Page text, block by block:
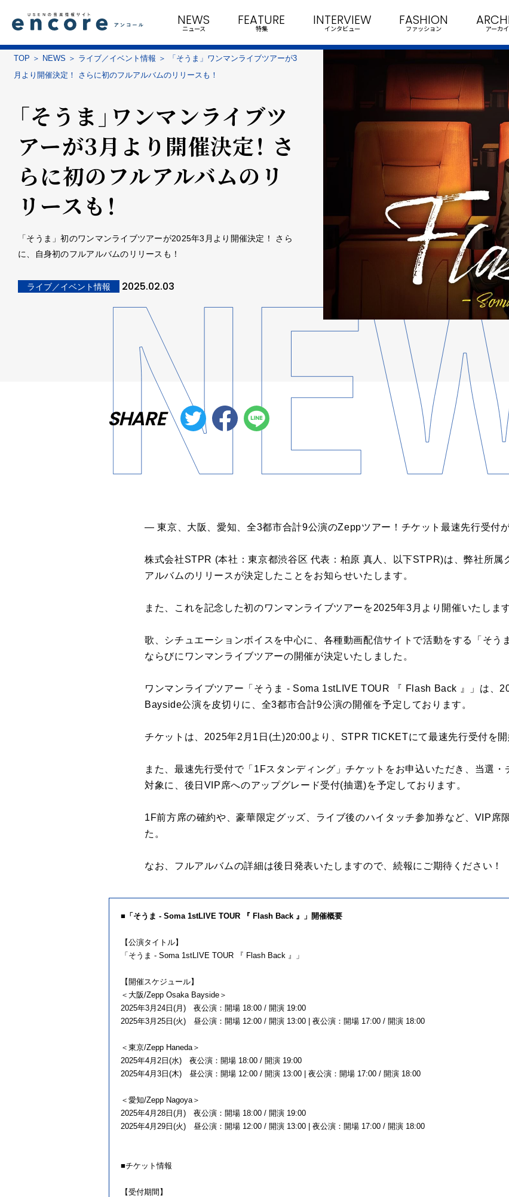
NEWS
ニュース
FEATURE
特集
INTERVIEW
インタビュー
FASHION
ファッション アーカ
TOP NEWS ライブ／イベント情報
「そうま」ワンマンライブツアーが3
月より開催決定！ さらに初のフルアルバムのリリースも！
「そうま」ワンマンライブツ
アーが3月より開催決定！ さ
らに初のフルアルバムのリ
リースも！
「そうま」初のワンマンライブツアーが2025年3月より開催決定！ さら
に、自身初のフルアルバムのリリースも！
ライブ／イベント情報 2025.02.03
SHARE
― 東京、大阪、愛知、全3都市合計9公演のZeppツアー！チケット最速先行受付
株式会社STPR (本社：東京都渋谷区 代表：柏原 真人、以下STPR)は、弊社所属
アルバムのリリースが決定したことをお知らせいたします。
また、これを記念した初のワンマンライブツアーを2025年3月より開催いたします
歌、シチュエーションボイスを中心に、各種動画配信サイトで活動をする「そう
ならびにワンマンライブツアーの開催が決定いたしました。
ワンマンライブツアー「そうま - Soma 1stLIVE TOUR 『 Flash Back 』」は、
Bayside公演を皮切りに、全3都市合計9公演の開催を予定しております。
チケットは、2025年2月1日(土)20:00より、STPR TICKETにて最速先行受付を開
また、最速先行受付で「1Fスタンディング」チケットをお申込いただき、当選
対象に、後日VIP席へのアップグレード受付(抽選)を予定しております。
1F前方席の確約や、豪華限定グッズ、ライブ後のハイタッチ参加券など、VIP席
た。
なお、フルアルバムの詳細は後日発表いたしますので、続報にご期待ください！
■「そうま - Soma 1stLIVE TOUR 『 Flash Back 』」開催概要
【公演タイトル】
「そうま - Soma 1stLIVE TOUR 『 Flash Back 』」
【開催スケジュール】
＜大阪/Zepp Osaka Bayside＞
2025年3月24日(月) 夜公演：開場 18:00 / 開演 19:00
2025年3月25日(火) 昼公演：開場 12:00 / 開演 13:00 | 夜公演：開場 17:00 / 開演 18:00
＜東京/Zepp Haneda＞
2025年4月2日(水) 夜公演：開場 18:00 / 開演 19:00
2025年4月3日(木) 昼公演：開場 12:00 / 開演 13:00 | 夜公演：開場 17:00 / 開演 18:00
＜愛知/Zepp Nagoya＞
2025年4月28日(月) 夜公演：開場 18:00 / 開演 19:00
2025年4月29日(火) 昼公演：開場 12:00 / 開演 13:00 | 夜公演：開場 17:00 / 開演 18:00
■チケット情報
【受付期間】